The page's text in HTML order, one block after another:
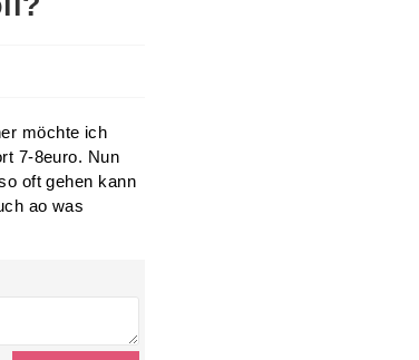
möchte ich
7-8euro. Nun
oft gehen kann
ao was